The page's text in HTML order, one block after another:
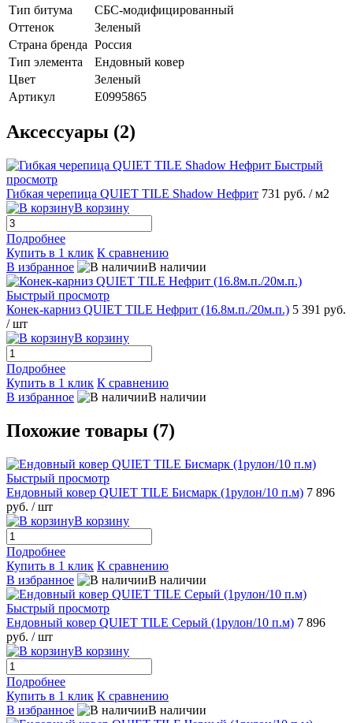
Тип битума
СБС-модифицированный
Оттенок
Зеленый
Страна бренда Россия
Тип элемента
Ендовный ковер
Цвет
Зеленый
Артикул
E0995865
Аксессуары (2)
Быстрый
просмотр
Гибкая черепица QUIET TILE Shadow Нефрит 731 руб. / м2
В корзину
Подробнее
Купить в 1 клик К сравнению
В избранное
В наличии
Быстрый просмотр
Конек-карниз QUIET TILE Нефрит (16.8м.п./20м.п.) 5 391 руб.
/ шт
В корзину
Подробнее
Купить в 1 клик К сравнению
В избранное
В наличии
Похожие товары (7)
Быстрый просмотр
Ендовный ковер QUIET TILE Бисмарк (1рулон/10 п.м) 7 896
руб. / шт
В корзину
Подробнее
Купить в 1 клик К сравнению
В избранное
В наличии
Быстрый просмотр
Ендовный ковер QUIET TILE Серый (1рулон/10 п.м) 7 896
руб. / шт
В корзину
Подробнее
Купить в 1 клик К сравнению
В избранное
В наличии